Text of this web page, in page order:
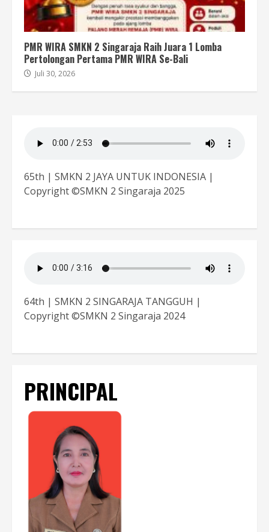
PMR WIRA SMKN 2 Singaraja Raih Juara 1 Lomba
Pertolongan Pertama PMR WIRA Se-Bali
Juli 30, 2026
65th | SMKN 2 JAYA UNTUK INDONESIA |
Copyright ©SMKN 2 Singaraja 2025
64th | SMKN 2 SINGARAJA TANGGUH |
Copyright ©SMKN 2 Singaraja 2024
PRINCIPAL